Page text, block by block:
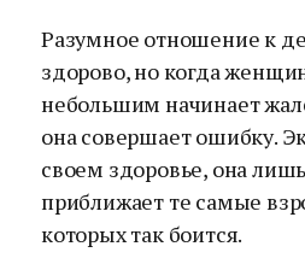
Разумное отношение к
здорово, но когда
небольшим начинает
она совершает ошибку.
своем здоровье, она
приближает те самые
которых так боится.